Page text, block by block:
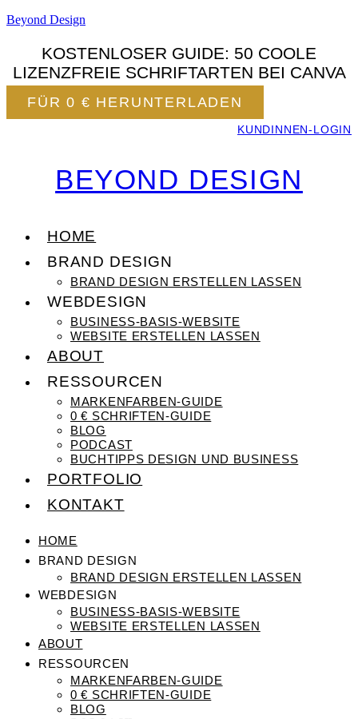
Beyond Design
KOSTENLOSER GUIDE: 50 COOLE
LIZENZFREIE SCHRIFTARTEN BEI CANVA
FÜR 0 € HERUNTERLADEN
KUNDINNEN-LOGIN
BEYOND DESIGN
HOME
BRAND DESIGN
BRAND DESIGN ERSTELLEN LASSEN
WEBDESIGN
BUSINESS-BASIS-WEBSITE
WEBSITE ERSTELLEN LASSEN
ABOUT
RESSOURCEN
MARKENFARBEN-GUIDE
0 € SCHRIFTEN-GUIDE
BLOG
PODCAST
BUCHTIPPS DESIGN UND BUSINESS
PORTFOLIO
KONTAKT
HOME
BRAND DESIGN
BRAND DESIGN ERSTELLEN LASSEN
WEBDESIGN
BUSINESS-BASIS-WEBSITE
WEBSITE ERSTELLEN LASSEN
ABOUT
RESSOURCEN
MARKENFARBEN-GUIDE
0 € SCHRIFTEN-GUIDE
BLOG